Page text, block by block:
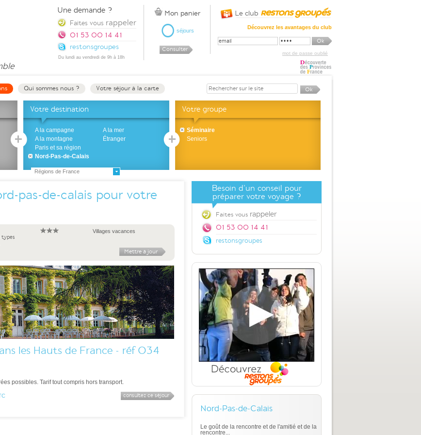
Qui sommes nous ? Votre séjour à la carte
Votre destination
A la campagne
A la mer
A la montagne
Étranger
Paris et sa région
Nord-Pas-de-Calais
Régions de France
Votre groupe
Séminaire
Seniors
pas-de-calais pour votre
types
Villages vacances
les Hauts de France - réf 034
possibles. Tarif tout compris hors transport.
consultez ce séjour
Besoin d'un conseil pour
préparer votre voyage ?
Faites vous rappeler
01 53 00 14 41
restonsgroupes
Nord-Pas-de-Calais
Le goût de la rencontre et de l'amitié et de la
rencontre...
Le club
Découvrez les avantages du club
mot de passe oublié
Mon panier
0 séjours
Consulter
Une demande ?
Faites vous rappeler
01 53 00 14 41
restonsgroupes
Du lundi au vendredi de 9h à 18h